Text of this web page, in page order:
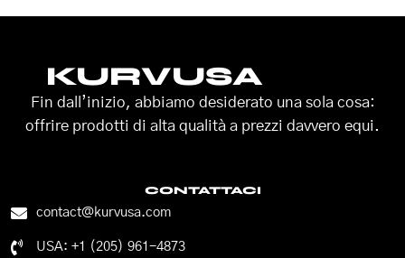
KURVUSA
Fin dall’inizio, abbiamo desiderato una sola cosa:
offrire prodotti di alta qualità a prezzi davvero equi.
CONTATTACI
contact@kurvusa.com
USA: +1 (205) 961-4873